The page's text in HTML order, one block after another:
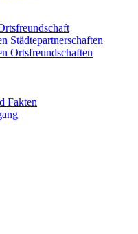
Städtepartnerschaften
Ortsfreundschaften
Fakten